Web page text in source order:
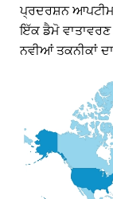
ਪ੍ਰਦਰਸ਼ਨ
ਇੱਕ ਡੈਮੋ
ਨਵੀਆਂ ਤਕਨੀਕਾਂ